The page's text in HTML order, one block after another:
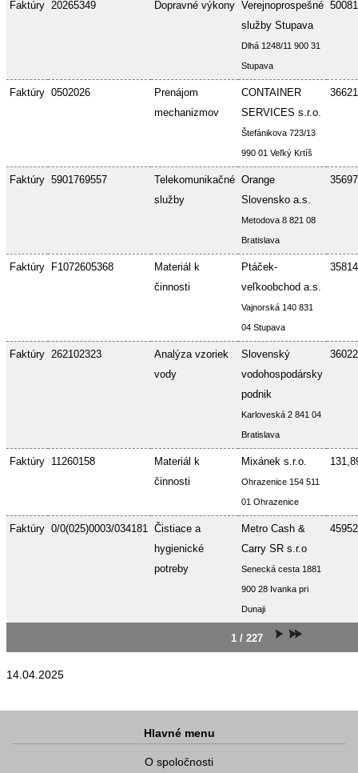
Faktúry 20265349 Dopravné výkony Verejnoprospešné
služby Stupava
Dlhá 1248/11 900 31
Stupava
Faktúry 0502026
Prenájom
mechanizmov
CONTAINER
SERVICES s.r.o.
Štefánikova 723/13
990 01 Veľký Krtíš
Faktúry 5901769557
Telekomunikačné
služby
Orange
Slovensko a.s.
Metodova 8 821 08
Bratislava
Faktúry F1072605368
Materiál k
činnosti
Ptáček-
veľkoobchod a.s.
Vajnorská 140 831
04 Stupava
Faktúry 262102323
Analýza vzoriek
vody
Slovenský
vodohospodársky
podnik
Karloveská 2 841 04
Bratislava
Faktúry 11260158
Materiál k
činnosti
Mixánek s.r.o.
Ohrazenice 154 511
01 Ohrazenice
Faktúry 0/0(025)0003/034181 Čistiace a
hygienické
potreby
Metro Cash &
Carry SR s.r.o
Senecká cesta 1881
900 28 Ivanka pri
Dunaji
1 / 227
14.04.2025
Hlavné menu
O spoločnosti